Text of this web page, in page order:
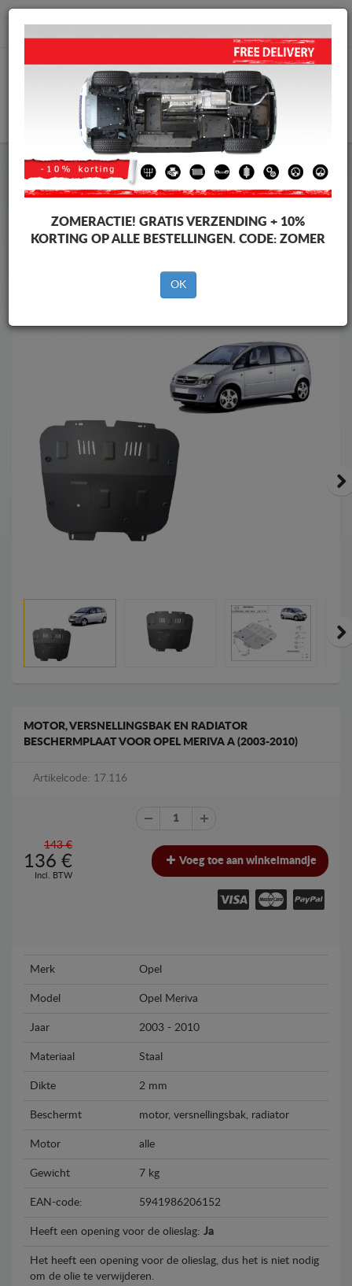
info@motorbeschermplaat.com
WINKELWAGEN
Motor Beschermplaat Motor Beschermplaat Opel
Motor Beschermplaat
Merken
Terug naar de catalogus
MOTOR, VERSNELLINGSBAK EN RADIATOR
BESCHERMPLAAT VOOR OPEL MERIVA A (2003-2010)
Artikelcode: 17.116
143 €
136 €
Incl. BTW
Voeg toe aan winkelmandje
Merk Opel
Model Opel Meriva
Jaar 2003 - 2010
Materiaal Staal
Dikte 2 mm
Beschermt motor, versnellingsbak, radiator
Motor alle
Gewicht 7 kg
EAN-code: 5941986206152
Heeft een opening voor de olieslag: Ja
Het heeft een opening voor de olieslag, dus het is niet nodig
om de olie te verwijderen.
ZOMERACTIE! GRATIS VERZENDING + 10%
KORTING OP ALLE BESTELLINGEN. CODE: ZOMER
OK